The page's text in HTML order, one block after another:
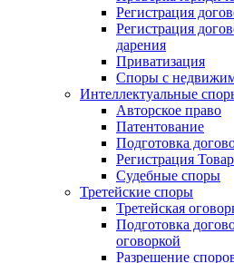
Регистрация
Регистрация
дарения
Приватизация
Cпоры с
Интеллектуальные
Авторское право
Патентование
Подготовка
Регистрация
Судебные споры
Третейские споры
Третейская
Подготовка
оговоркой
Разрешение